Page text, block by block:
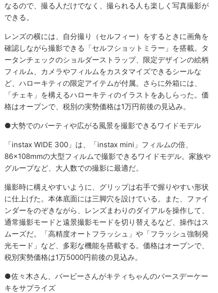
なるので、撮る人だけでなく、撮られる人も楽しく写真撮影が
できる。
レンズの横には、自分撮り（セルフィー）をするときに画角を
確認しながら撮影できる「セルフショットミラー」を搭載。タ
ータンチェックのショルダーストラップ、限定デザインの絵柄
フィルム、カメラやフィルムをカスタマイズできるシールな
ど、ハローキティの限定アイテムが付属。さらに外箱には、
「チェキ」を構えるハローキティのイラストをあしらった。価
格はオープンで、税別の実勢価格は1万円前後の見込み。
●大勢でのパーティや広がる風景を撮影できるワイドモデル
「instax WIDE 300」は、「instax mini」フィルムの倍、
86×108mmの大型フィルムで撮影できるワイドモデル。家族や
グループなど、大人数での撮影に最適だ。
撮影時に構えやすいように、グリップは右手で握りやすい形状
に仕上げた。本体底面には三脚穴を設けている。また、ファイ
ンダーをのぞきながら、レンズまわりのダイアルを操作して、
通常撮影モードと遠景撮影モードを切り替えるなど、操作はス
ムーズだ。「高精度オートフラッシュ」や「フラッシュ強制発
光モード」など、多彩な機能を搭載する。価格はオープンで、
税別実勢価格は1万5000円前後の見込み。
●佐々木さん、バービーさんがキティちゃんのバースデーケー
キをサプライズ